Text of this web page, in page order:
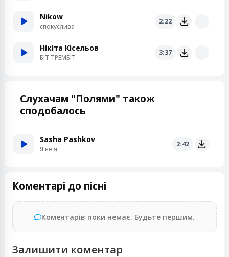
Nikow
спокуслива
2:22
Нікіта Кісельов
БІТ ТРЕМБІТ
3:37
Слухачам "Полями" також
сподобалось
Sasha Pashkov
Я не я
2:42
Коментарі до пісні
Коментарів поки немає. Будьте першим.
Залишити коментар